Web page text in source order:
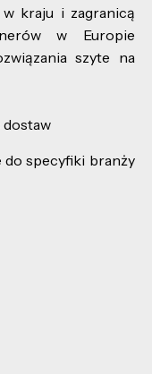
w kraju i zagranicą
w Europie
szyte na
do specyfiki branży